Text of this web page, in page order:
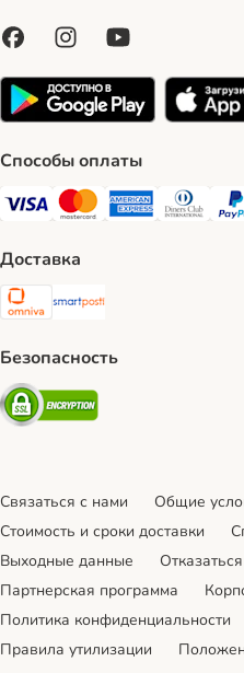
Способы оплаты
Visa Payment Method
Mastercard Payment
American Express
Diners Club
Доставка
Omniva Shipping Method
SmartPosti Shipping
Безопасность
Security
Связаться с нами Общие
Стоимость и сроки доставки
Выходные данные
Партнерская программа
Политика конфиденциальности
Правила утилизации